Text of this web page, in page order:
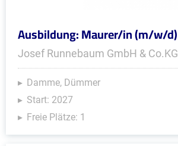
Ausbildung: Maurer/in (m/w/d)
Josef Runnebaum GmbH & Co.KG
Damme, Dümmer
Start: 2027
Freie Plätze: 1